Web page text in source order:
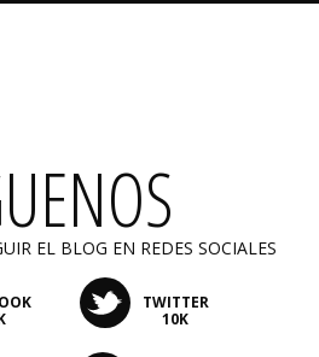
EL BLOG EN REDES SOCIALES
TWITTER
10K